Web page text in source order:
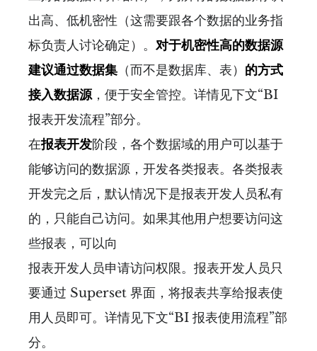
出高、低机密性（这需要跟各个数据的业务指
标负责人讨论确定）。 对于机密性高的数据源
建议通过数据集 （而不是数据库、表） 的方式
接入数据源，便于安全管控。详情见下文“BI
报表开发流程”部分。
在报表开发阶段，各个数据域的用户可以基于
能够访问的数据源，开发各类报表。各类报表
开发完之后，默认情况下是报表开发人员私有
的，只能自己访问。如果其他用户想要访问这
些报表，可以向
报表开发人员申请访问权限。报表开发人员只
要通过 Superset 界面，将报表共享给报表使
用人员即可。详情见下文“BI 报表使用流程”部
分。